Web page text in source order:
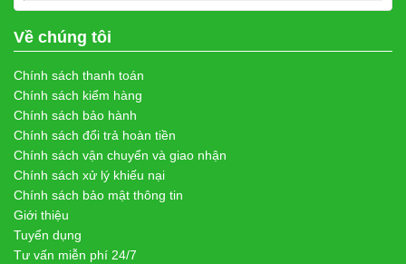
Về chúng tôi
Chính sách thanh toán
Chính sách kiểm hàng
Chính sách bảo hành
Chính sách đổi trả hoàn tiền
Chính sách vận chuyển và giao nhận
Chính sách xử lý khiếu nại
Chính sách bảo mật thông tin
Giới thiệu
Tuyển dụng
Tư vấn miễn phí 24/7